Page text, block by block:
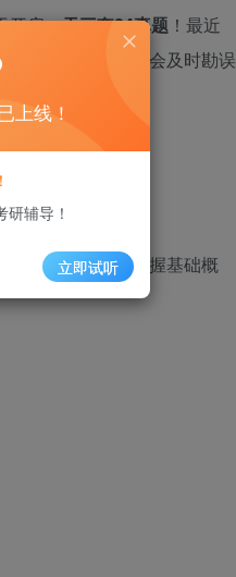
开启一天三套24真题 ！最近
勘误的同学。我会及时勘误
的原题，要注意掌握基础概
上线！
辅导！
立即试听